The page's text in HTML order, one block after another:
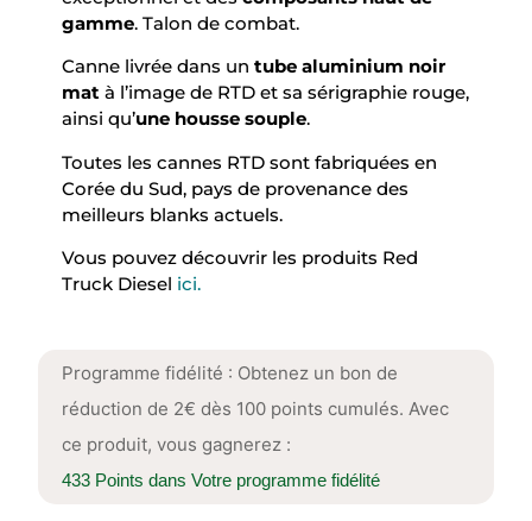
gamme. Talon de combat.
Canne livrée dans un tube aluminium noir
mat à l’image de RTD et sa sérigraphie rouge,
ainsi qu’une housse souple.
Toutes les cannes RTD sont fabriquées en
Corée du Sud, pays de provenance des
meilleurs blanks actuels.
Vous pouvez découvrir les produits Red
Truck Diesel ici.
Programme fidélité : Obtenez un bon de
réduction de 2€ dès 100 points cumulés. Avec
ce produit, vous gagnerez :
433 Points dans Votre programme fidélité